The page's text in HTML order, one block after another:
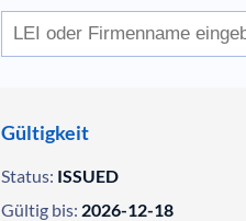
Gültigkeit
Status: ISSUED
Gültig bis: 2026-12-18